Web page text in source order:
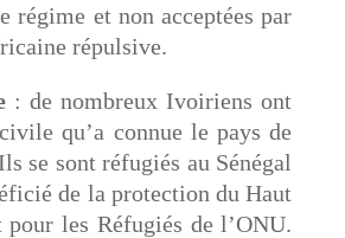
régime et non acceptées par
répulsive.
: de nombreux Ivoiriens ont
qu’a connue le pays de
se sont réfugiés au Sénégal
de la protection du Haut
pour les Réfugiés de l’ONU.